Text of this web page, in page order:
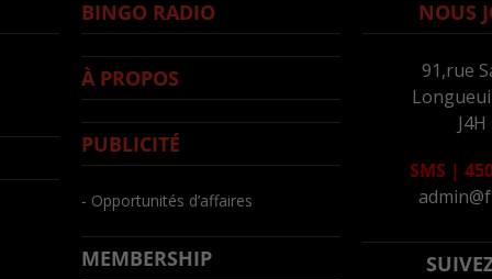
BINGO RADIO
À PROPOS
PUBLICITÉ
- Opportunités d’affaires
MEMBERSHIP
NOUS
91,rue
SMS |